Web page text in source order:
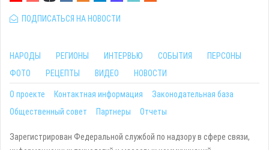
ПОДПИСАТЬСЯ НА НОВОСТИ
НАРОДЫ РЕГИОНЫ ИНТЕРВЬЮ СОБЫТИЯ
ПЕРСОНЫ
ФОТО
РЕЦЕПТЫ ВИДЕО НОВОСТИ
О проекте Контактная информация
Законодательная база
Общественный совет
Партнеры Отчеты
Зарегистрирован Федеральной службой по надзору в сфере связи,